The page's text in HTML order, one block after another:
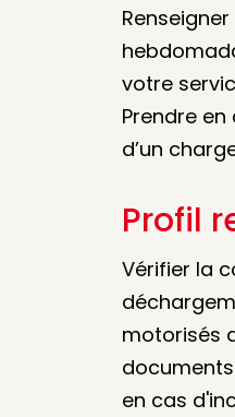
votre
Prendre
d’un
Profil
Vérifier la
motorisés
en cas